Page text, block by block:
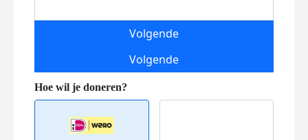
Volgende
Volgende